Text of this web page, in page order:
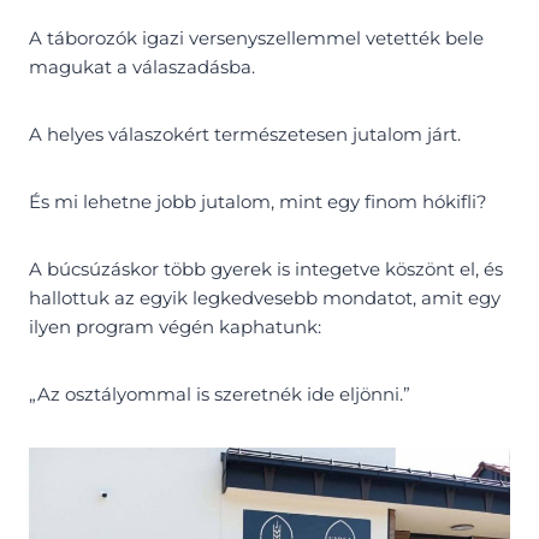
A táborozók igazi versenyszellemmel vetették bele
magukat a válaszadásba.
A helyes válaszokért természetesen jutalom járt.
És mi lehetne jobb jutalom, mint egy finom hókifli?
A búcsúzáskor több gyerek is integetve köszönt el, és
hallottuk az egyik legkedvesebb mondatot, amit egy
ilyen program végén kaphatunk:
„Az osztályommal is szeretnék ide eljönni.”